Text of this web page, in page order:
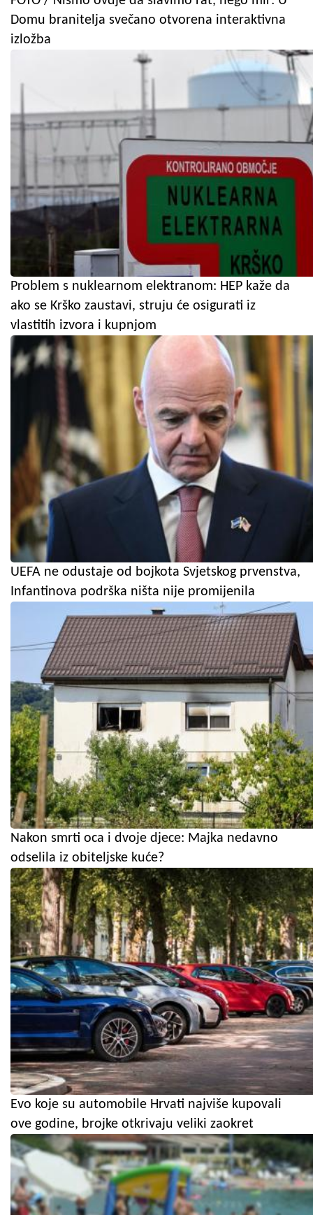
Domu branitelja svečano otvorena interaktivna
izložba
Problem s nuklearnom elektranom: HEP kaže da
ako se Krško zaustavi, struju će osigurati iz
vlastitih izvora i kupnjom
UEFA ne odustaje od bojkota Svjetskog prvenstva,
Infantinova podrška ništa nije promijenila
Nakon smrti oca i dvoje djece: Majka nedavno
odselila iz obiteljske kuće?
Evo koje su automobile Hrvati najviše kupovali
ove godine, brojke otkrivaju veliki zaokret